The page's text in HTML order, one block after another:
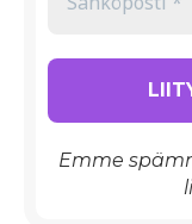
Emme